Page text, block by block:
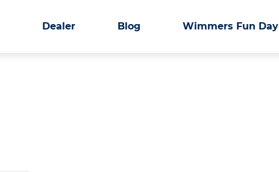
Dealer Blog Wimmers Fun Day